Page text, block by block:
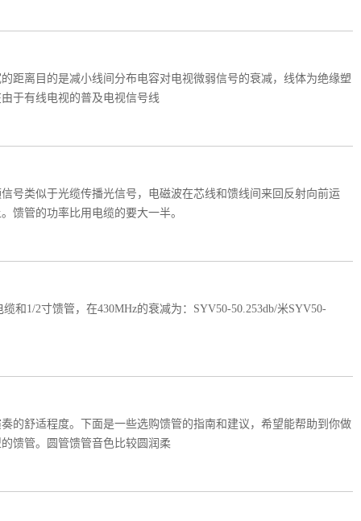
距离目的是减小线间分布电容对电视微弱信号的衰减，线体为绝缘塑
于有线电视的普及电视信号线
号类似于光缆传播光信号，电磁波在芯线和馈线间来回反射向前运
馈管的功率比用电缆的要大一半。
和1/2寸馈管，在430MHz的衰减为：SYV50-50.253db/米SYV50-
的舒适程度。下面是一些选购馈管的指南和建议，希望能帮助到你做
馈管。圆管馈管音色比较圆润柔